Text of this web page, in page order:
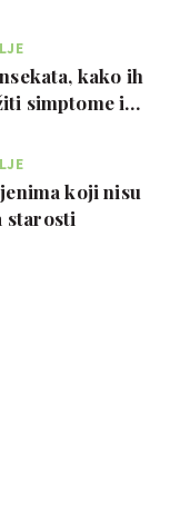
kako ih
simptome i
koji nisu
starosti